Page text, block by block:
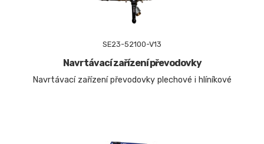
SE23-52100-V13
Navrtávací zařízení převodovky
Navrtávací zařízení převodovky plechové i hlíníkové